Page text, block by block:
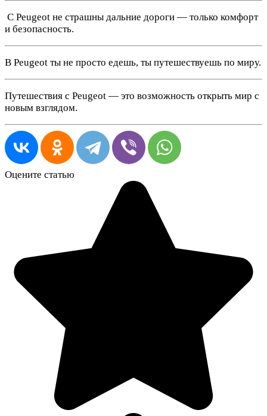
️ С Peugeot не страшны дальние дороги — только комфорт
и безопасность.
В Peugeot ты не просто едешь, ты путешествуешь по миру.
Путешествия с Peugeot — это возможность открыть мир с
новым взглядом.
Оцените статью